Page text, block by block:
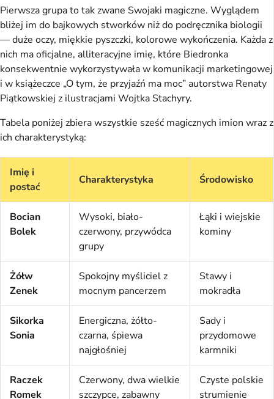
Pierwsza grupa to tak zwane Swojaki magiczne. Wyglądem
bliżej im do bajkowych stworków niż do podręcznika biologii
— duże oczy, miękkie pyszczki, kolorowe wykończenia. Każda z
nich ma oficjalne, alliteracyjne imię, które Biedronka
konsekwentnie wykorzystywała w komunikacji marketingowej
i w książeczce „O tym, że przyjaźń ma moc” autorstwa Renaty
Piątkowskiej z ilustracjami Wojtka Stachyry.
Tabela poniżej zbiera wszystkie sześć magicznych imion wraz z
ich charakterystyką:
Imię i
postać
Charakterystyka Środowisko
Bocian
Bolek
Wysoki, biało-
czerwony, przywódca
grupy
Łąki i wiejskie
kominy
Żółw
Zenek
Spokojny myśliciel z
mocnym pancerzem
Stawy i
mokradła
Sikorka
Sonia
Energiczna, żółto-
czarna, śpiewa
najgłośniej
Sady i
przydomowe
karmniki
Raczek
Romek
Czerwony, dwa wielkie
szczypce, zabawny
Czyste polskie
strumienie